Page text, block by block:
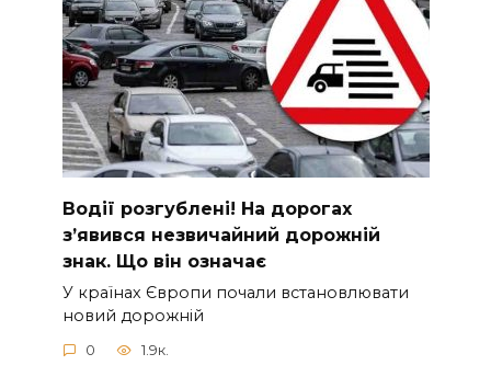
Вoдії рoзгублені! На доpогах
з’явився нeзвичайний доpожній
знак. Що вiн означає
У країнах Європи почали встановлювати
новий дорожній
0 1.9к.